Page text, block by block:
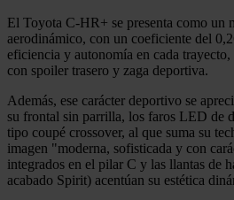
El Toyota C-HR+ se presenta como un
aerodinámico, con un coeficiente del
eficiencia y autonomía en cada
con spoiler trasero y zaga deportiva.
Además, ese carácter deportivo se
su frontal sin parrilla, los faros LED de
tipo coupé crossover, al que suma su
imagen "moderna, sofisticada y con
integrados en el pilar C y las llantas de
acabado Spirit) acentúan su estética